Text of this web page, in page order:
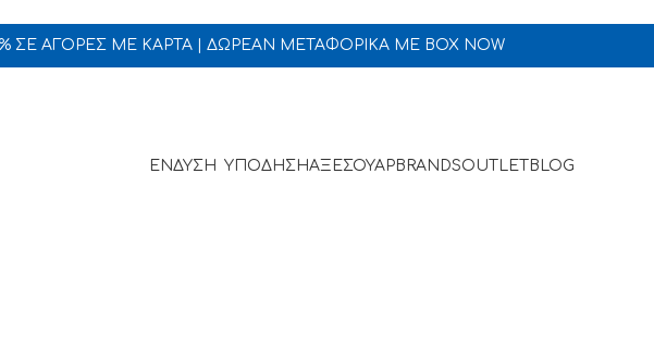
ΣΕ ΑΓΟΡΕΣ ΜΕ ΚΑΡΤΑ | ΔΩΡΕΑΝ ΜΕΤΑΦΟΡΙΚΑ ΜΕ BOX NOW
ΕΝΔΥΣΗ ΥΠΟΔΗΣΗΑΞΕΣΟΥΑΡ BRANDSOUTLET BLOG